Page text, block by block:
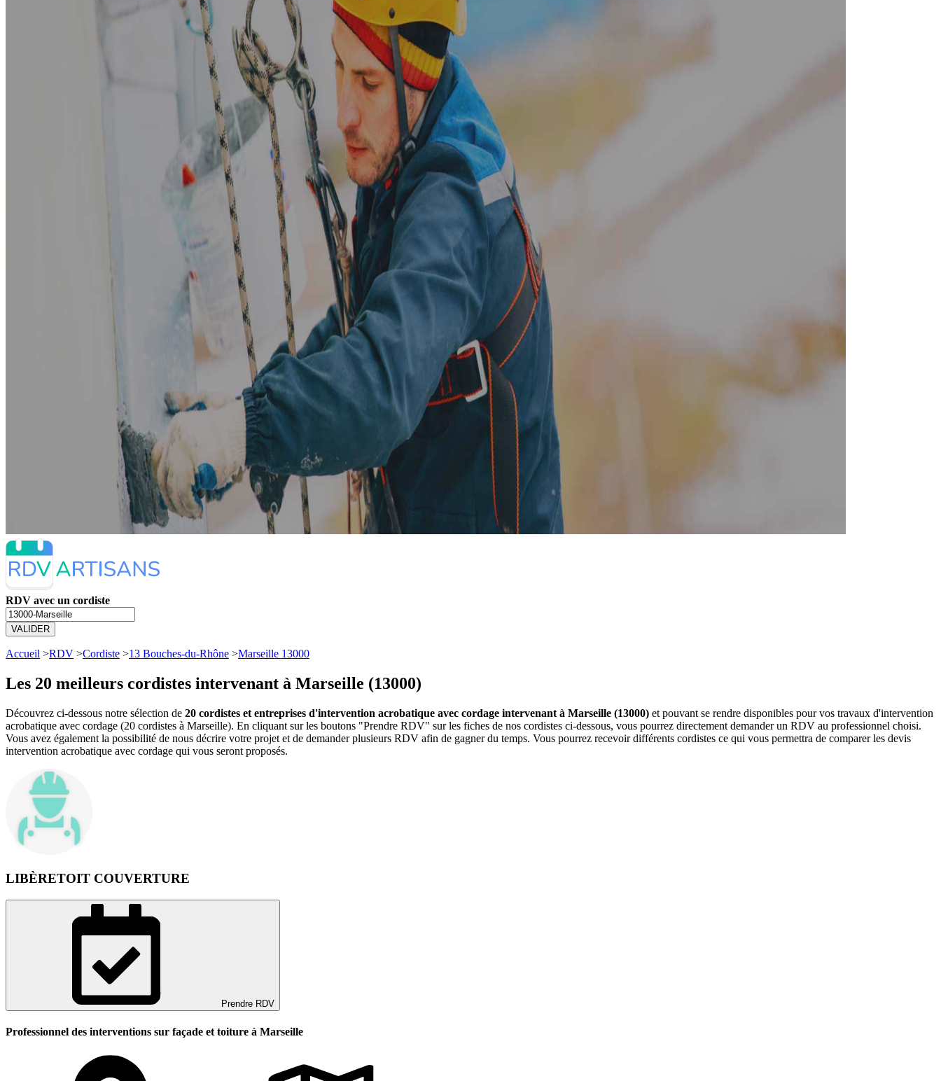
RDV avec un cordiste
VALIDER
Accueil >RDV >Cordiste >13 Bouches-du-Rhône >Marseille 13000
Les 20 meilleurs cordistes intervenant à Marseille (13000)
Découvrez ci-dessous notre sélection de 20 cordistes et entreprises d'intervention acrobatique avec cordage intervenant à Marseille (13000) et pouvant se rendre disponibles pour vos travaux d'intervention
acrobatique avec cordage (20 cordistes à Marseille). En cliquant sur les boutons "Prendre RDV" sur les fiches de nos cordistes ci-dessous, vous pourrez directement demander un RDV au professionnel choisi.
Vous avez également la possibilité de nous décrire votre projet et de demander plusieurs RDV afin de gagner du temps. Vous pourrez recevoir différents cordistes ce qui vous permettra de comparer les devis
intervention acrobatique avec cordage qui vous seront proposés.
LIBÈRETOIT COUVERTURE
Prendre RDV
Professionnel des interventions sur façade et toiture à Marseille